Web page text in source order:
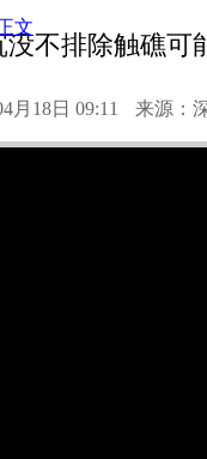
文
没不排除触礁可
月18日 09:11 来源：